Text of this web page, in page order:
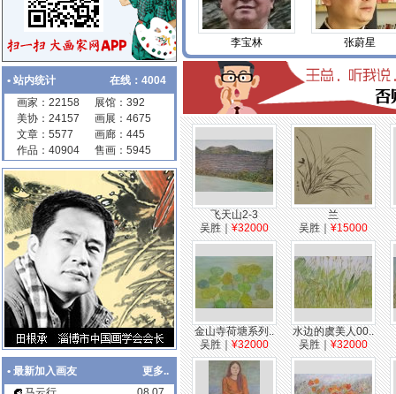
• flytiger 发布文章“中国美协首届
现代插画艺术大展在沪开幕”，点
http://huajia.cc/1wU
• flytiger 修改〖刘秉贤〗的创作方
向、逝世年月、籍贯、联系电
话、艺术简介等信息！
• flytiger 发布文章““巨匠光华：庞
薰琹特展” 开幕式暨《庞薰琹全
集》首发式在京举行”，点击查
看：http://huajia.cc/1wT
• 由 江省美术家协会、浙江画院、
宁波市文学艺术界联合会、宁波
市鄞州区文学艺术界联合会 主
办、吴永良美术馆、宁波市鄞州
区美术家协会 承办的〖 先生们
——同契丹青专题展〗将于2026-
07-02至2026-07-20在〖吴永良
美术馆 〗举办。
• flytiger 修改〖向京〗的创作方
向、籍贯、艺术简介等信息！
• flytiger 发布文章“第二届小幅版
画作品展览在东莞开幕”，点击查
看： http://huajia.cc/1wS
• flytiger 发布文章“当艺术没有边
界，世界在大阪相遇”，点击查
看：http://huajia.cc/1wR
• 石夫 上传 画家〖于文玉〗代表
在线： 4004
• 站内统计
画家：22158
展馆：392
美协：24157
画展：4675
文章：5577
画廊：445
作品：40904
售画：5945
更多..
• 最新加入画友
李宝林 张蔚星
飞天山2-3
吴胜｜¥32000
兰
吴胜｜¥15000
金山寺荷塘系列..
吴胜｜¥32000
水边的虞美人00..
吴胜｜¥32000